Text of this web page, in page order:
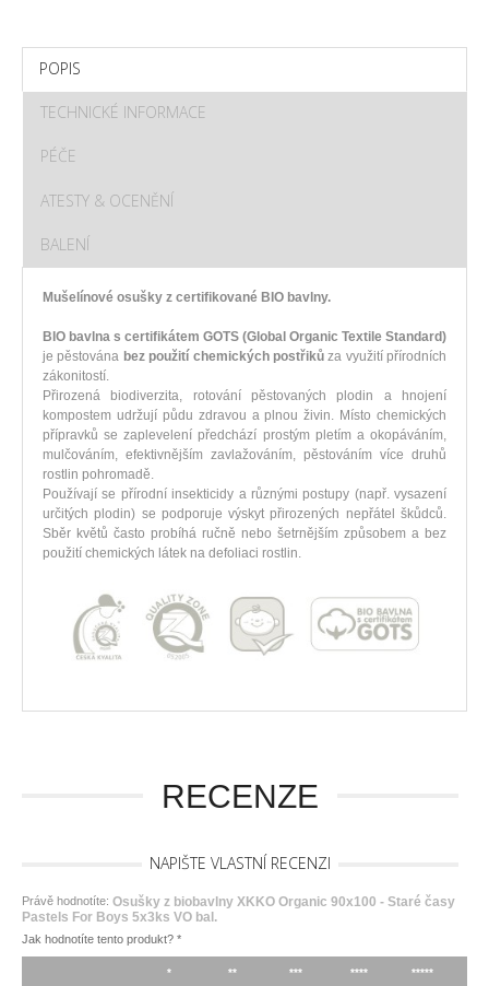
POPIS
TECHNICKÉ INFORMACE
PÉČE
ATESTY & OCENĚNÍ
BALENÍ
Mušelínové osušky z certifikované BIO bavlny.
BIO bavlna s certifikátem GOTS (Global Organic Textile Standard)
je pěstována bez použití chemických postřikůza využití přírodních
zákonitostí.
Přirozená biodiverzita, rotování pěstovaných plodin a hnojení
kompostem udržují půdu zdravou a plnou živin. Místo chemických
přípravků se zaplevelení předchází prostým pletím a okopáváním,
mulčováním, efektivnějším zavlažováním, pěstováním více druhů
rostlin pohromadě.
Používají se přírodní insekticidy a různými postupy (např. vysazení
určitých plodin) se podporuje výskyt přirozených nepřátel škůdců.
Sběr květů často probíhá ručně nebo šetrnějším způsobem a bez
použití chemických látek na defoliaci rostlin.
RECENZE
NAPIŠTE VLASTNÍ RECENZI
Právě hodnotíte: Osušky z biobavlny XKKO Organic 90x100 - Staré časy
Pastels For Boys 5x3ks VO bal.
Jak hodnotíte tento produkt? *
* ** *** **** *****